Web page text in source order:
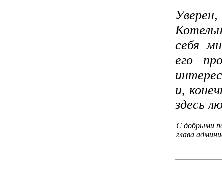
Ко
себя
его
и,
здесь
С добрыми
глава